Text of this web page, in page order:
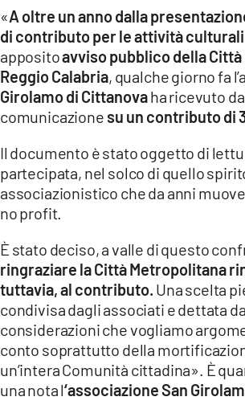
LACPLAY.IT
LACTV.IT
LACONAIR.IT
LACITYMAG.IT
ILREGGINO.IT
COSENZACHANNEL.IT
ILVIBONESE.IT
CATANZAROCHANNEL.IT
LACAPITALENEWS.IT
App
ANDROID
APPLE
«A oltre un anno dalla
di contributo per le attività
appositoavviso pubblico della
Reggio Calabria, qualche giorno fa
Girolamo di Cittanovaha ricevuto
comunicazione su un contributo di
Il documento è stato oggetto di
partecipata, nel solco di quello
associazionistico che da anni
no profit.
È stato deciso, a valle di questo
ringraziare la Città Metropolitana
tuttavia, al contributo. Una scelta
condivisa dagli associati e dettata
considerazioni che vogliamo
conto soprattutto della
un’intera Comunità cittadina». È
una nota l‘associazione San